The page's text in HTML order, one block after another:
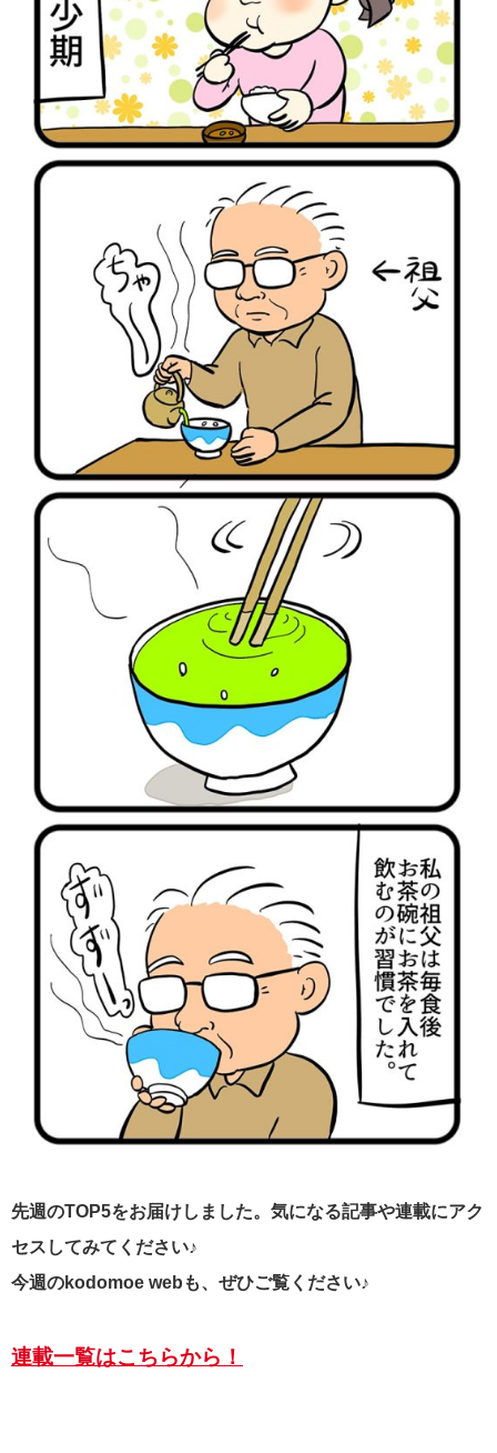
先週のTOP5をお届けしました。気になる記事や連載にアク
セスしてみてください♪
今週のkodomoe webも、ぜひご覧ください♪
連載一覧はこちらから！